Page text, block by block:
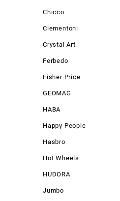
Chicco
Clementoni
Crystal Art
Ferbedo
Fisher Price
GEOMAG
HABA
Happy People
Hasbro
Hot Wheels
HUDORA
Jumbo